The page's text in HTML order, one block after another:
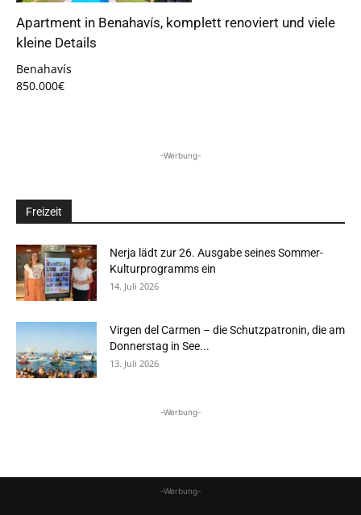
Apartment in Benahavís, komplett renoviert und viele
kleine Details
Benahavís
850.000€
-Werbung-
Freizeit
Nerja lädt zur 26. Ausgabe seines Sommer-
Kulturprogramms ein
14. Juli 2026
Virgen del Carmen – die Schutzpatronin, die am
Donnerstag in See...
13. Juli 2026
-Werbung-
-Werbung-